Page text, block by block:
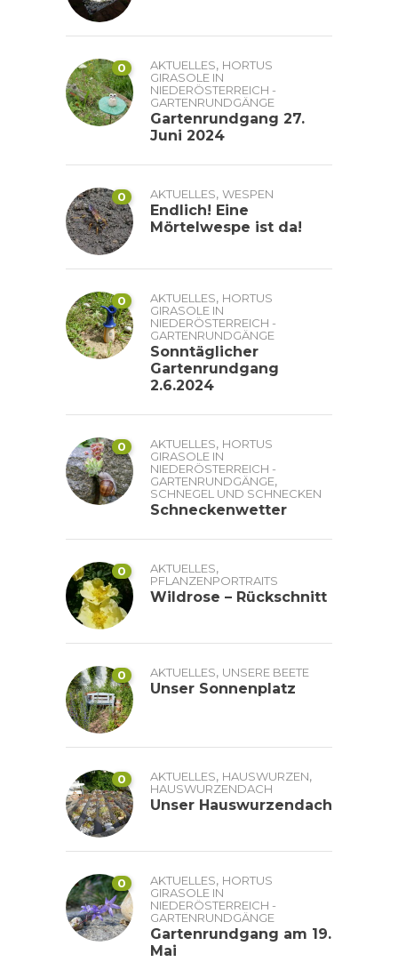
0 AKTUELLES, HORTUS
GIRASOLE IN
NIEDERÖSTERREICH -
GARTENRUNDGÄNGE
Gartenrundgang 27.
Juni 2024
0 AKTUELLES, WESPEN
Endlich! Eine
Mörtelwespe ist da!
0 AKTUELLES, HORTUS
GIRASOLE IN
NIEDERÖSTERREICH -
GARTENRUNDGÄNGE
Sonntäglicher
Gartenrundgang
2.6.2024
0 AKTUELLES, HORTUS
GIRASOLE IN
NIEDERÖSTERREICH -
GARTENRUNDGÄNGE,
SCHNEGEL UND SCHNECKEN
Schneckenwetter
0 AKTUELLES,
PFLANZENPORTRAITS
Wildrose – Rückschnitt
0 AKTUELLES, UNSERE BEETE
Unser Sonnenplatz
0 AKTUELLES, HAUSWURZEN,
HAUSWURZENDACH
Unser Hauswurzendach
0 AKTUELLES, HORTUS
GIRASOLE IN
NIEDERÖSTERREICH -
GARTENRUNDGÄNGE
Gartenrundgang am 19.
Mai